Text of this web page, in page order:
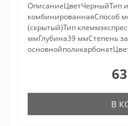
ОписаниеЦветЧерныйТип
комбинированнаяСпособ
(скрытый)Тип
ммГлубина39 ммСтепень
В